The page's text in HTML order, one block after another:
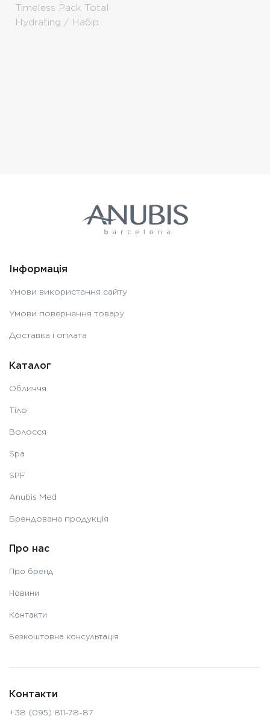
Timeless Pack Total
Hydrating / Набір
Інформація
Умови використання сайту
Умови повернення товару
Доставка і оплата
Каталог
Обличчя
Тіло
Волосся
Spa
SPF
Anubis Med
Брендована продукція
Про нас
Про бренд
Новини
Контакти
Безкоштовна консультація
Контакти
+38 (095) 811-78-87